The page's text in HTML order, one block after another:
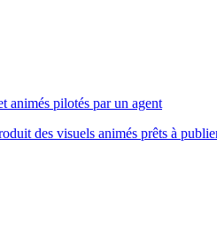
animés pilotés par un agent
des visuels animés prêts à